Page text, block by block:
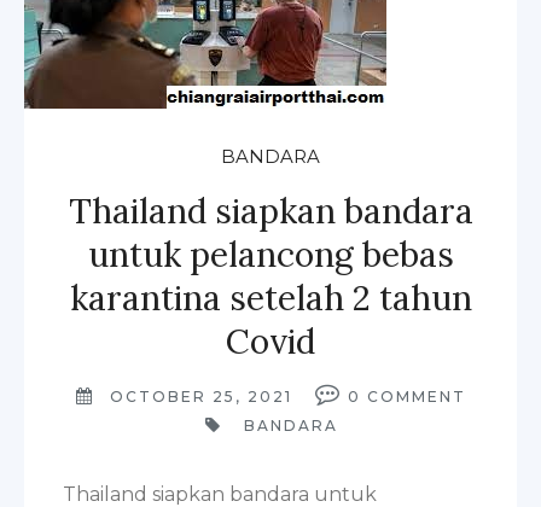
BANDARA
Thailand siapkan bandara
untuk pelancong bebas
karantina setelah 2 tahun
Covid
OCTOBER 25, 2021 0 COMMENT
BANDARA
Thailand siapkan bandara untuk